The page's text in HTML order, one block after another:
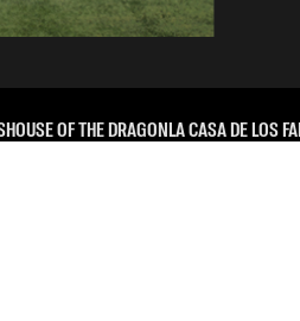
HOUSE OF THE DRAGONLA CASA DE LOS